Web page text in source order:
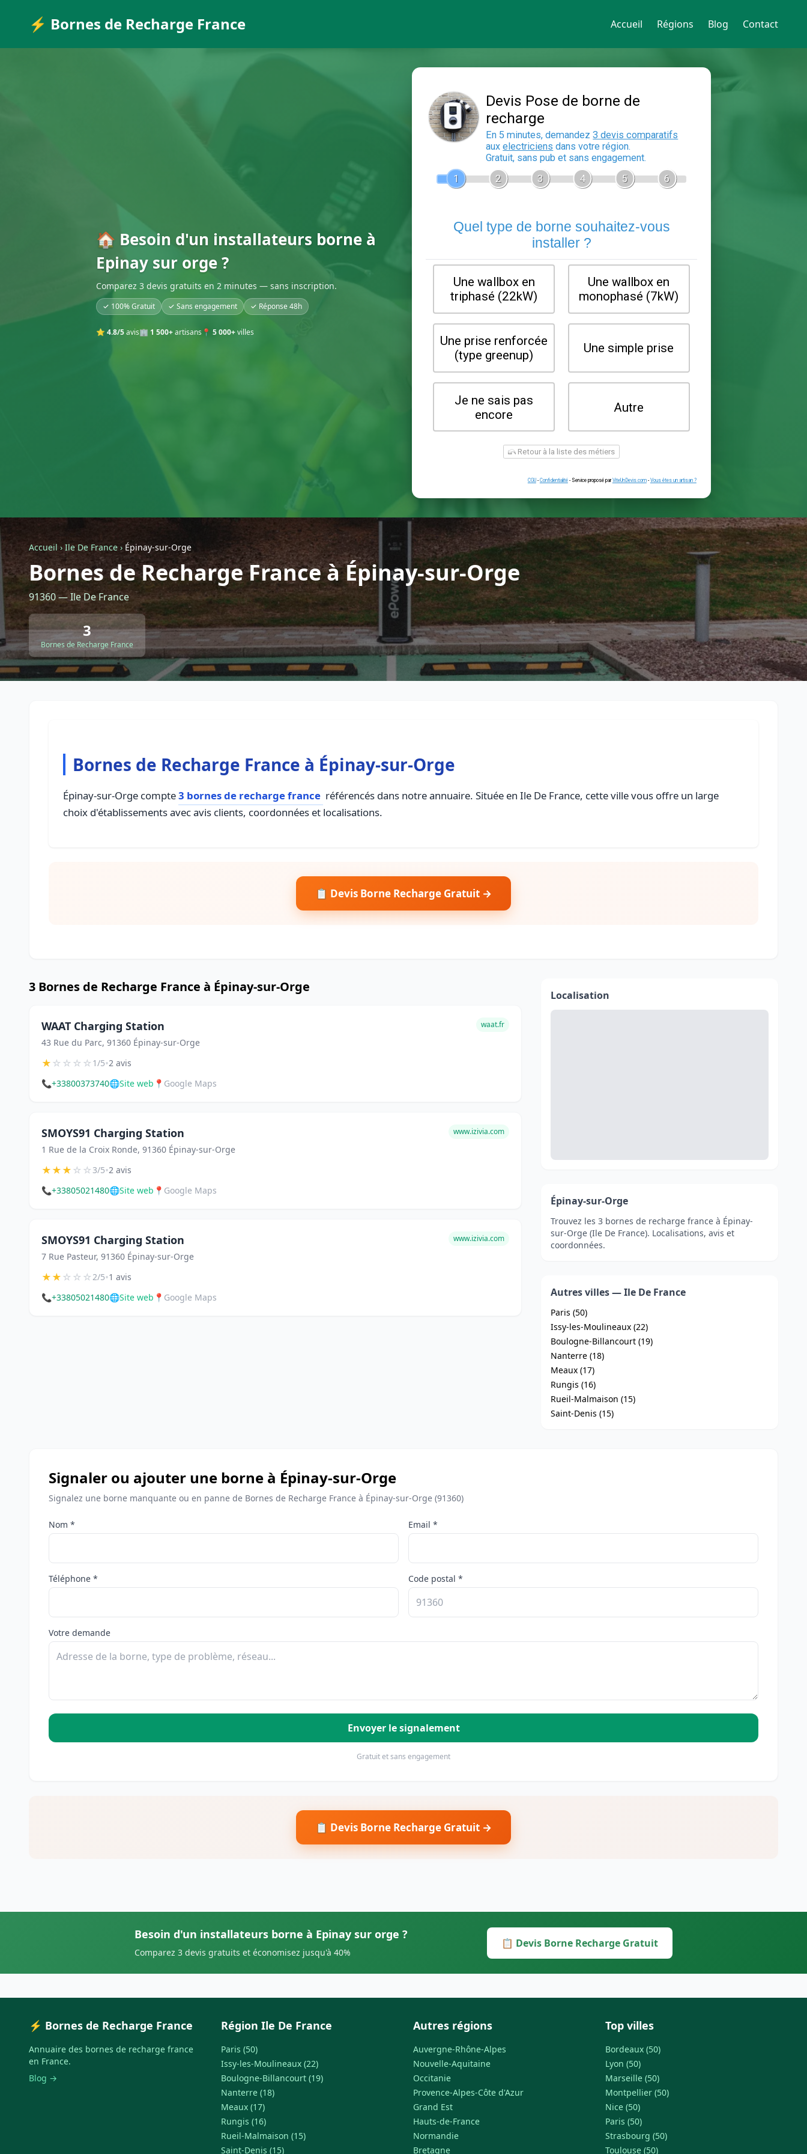
⚡ Bornes de Recharge France Accueil Régions Blog Contact
🏠 Besoin d'un installateurs borne à
Epinay sur orge ?
Comparez 3 devis gratuits en 2 minutes — sans inscription.
✓ 100% Gratuit ✓ Sans engagement ✓ Réponse 48h
⭐ 4.8/5avis🏢 1 500+artisans 📍 5 000+villes
recharge
En 5 minutes, demandez
auxelectriciensdans votre région.
Gratuit, sans pub et sans engagement.
Quel type de borne souhaitez-
installer ?
Une wallbox en
Une prise renforcée
(type greenup)
Je ne sais pas
Retour à la liste des métiers
Confidentialité - Service proposé par ViteUnDevis.com-
Accueil › Ile De France › Épinay-sur-Orge
Bornes de Recharge France à Épinay-sur-Orge
91360 — Ile De France
3
Bornes de Recharge France
Bornes de Recharge France à Épinay-sur-Orge
Épinay-sur-Orge compte3 bornes de recharge france référencés dans notre annuaire. Située en Ile De France, cette ville vous offre un large
choix d'établissements avec avis clients, coordonnées et localisations.
📋 Devis Borne Recharge Gratuit →
3 Bornes de Recharge France à Épinay-sur-Orge
WAAT Charging Station
43 Rue du Parc, 91360 Épinay-sur-Orge
waat.fr
★☆☆☆☆1/5•2 avis
📞+33800373740🌐Site web 📍 Google Maps
SMOYS91 Charging Station
1 Rue de la Croix Ronde, 91360 Épinay-sur-Orge
www.izivia.com
★★★☆☆3/5•2 avis
📞+33805021480🌐Site web 📍 Google Maps
SMOYS91 Charging Station
7 Rue Pasteur, 91360 Épinay-sur-Orge
www.izivia.com
★★☆☆☆2/5•1 avis
📞+33805021480🌐Site web 📍 Google Maps
Localisation
Épinay-sur-Orge
Trouvez les 3 bornes de recharge france à Épinay-
sur-Orge (Ile De France). Localisations, avis et
coordonnées.
Autres villes — Ile De France
Paris (50)
Issy-les-Moulineaux (22)
Boulogne-Billancourt (19)
Nanterre (18)
Meaux (17)
Rungis (16)
Rueil-Malmaison (15)
Saint-Denis (15)
Signaler ou ajouter une borne à Épinay-sur-Orge
Signalez une borne manquante ou en panne de Bornes de Recharge France à Épinay-sur-Orge (91360)
Nom * Email *
Téléphone * Code postal *
Votre demande
Envoyer le signalement
Gratuit et sans engagement
📋 Devis Borne Recharge Gratuit →
Besoin d'un installateurs borne à Epinay sur orge ?
Comparez 3 devis gratuits et économisez jusqu'à 40%
📋 Devis Borne Recharge Gratuit
⚡ Bornes de Recharge France
Annuaire des bornes de recharge france
en France.
Blog →
Région Ile De France
Paris (50)
Issy-les-Moulineaux (22)
Boulogne-Billancourt (19)
Nanterre (18)
Meaux (17)
Rungis (16)
Rueil-Malmaison (15)
Saint-Denis (15)
Autres régions
Auvergne-Rhône-Alpes
Nouvelle-Aquitaine
Occitanie
Provence-Alpes-Côte d'Azur
Grand Est
Hauts-de-France
Normandie
Bretagne
Top villes
Bordeaux (50)
Lyon (50)
Marseille (50)
Montpellier (50)
Nice (50)
Paris (50)
Strasbourg (50)
Toulouse (50)